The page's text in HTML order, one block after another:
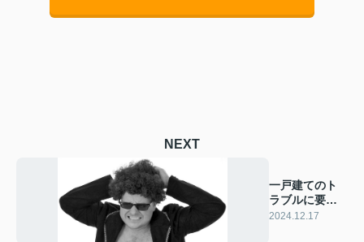
NEXT
一戸建てのト
ラブルに要注
意！ 種類と対
2024.12.17